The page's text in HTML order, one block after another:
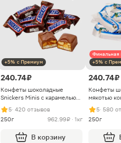
+5% с Премиум
240.74 ₽
Конфеты шоколадные
Snickers Minis с карамелью
арахисом и нугой
5· 420 отзывов
250г
962.99 ₽ · 1кг
В корзину
Финальная
+5% с
240.74 ₽
Конфеты
мякотью
5· 580
250г